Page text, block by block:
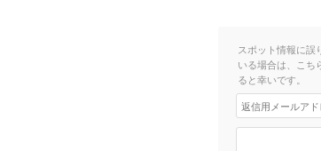
スポット情報に誤
いる場合は、こち
ると幸いです。